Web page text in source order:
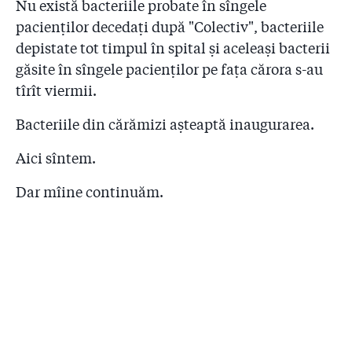
Nu există bacteriile probate în sîngele
pacienților decedați după "Colectiv", bacteriile
depistate tot timpul în spital și aceleași bacterii
găsite în sîngele pacienților pe fața cărora s-au
tîrît viermii.
Bacteriile din cărămizi așteaptă inaugurarea.
Aici sîntem.
Dar mîine continuăm.